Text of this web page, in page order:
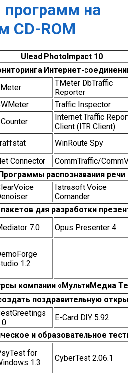
программ на
CD-ROM
Ulead PhotoImpact 10
Интернет-
TMeter DbTraffic
Reporter
Traffic Inspector
Internet Traffic
Client (ITR Client)
WinRoute Spy
Connector
CommTraffic/
распознавания речи
Istrasoft Voice
Comander
для разработки
7.0
Opus Presenter 4
1.2
компании «МультиМедиа
поздравительную
E-Card DIY 5.92
и образовательное
for
1.3
CyberTest 2.06.1